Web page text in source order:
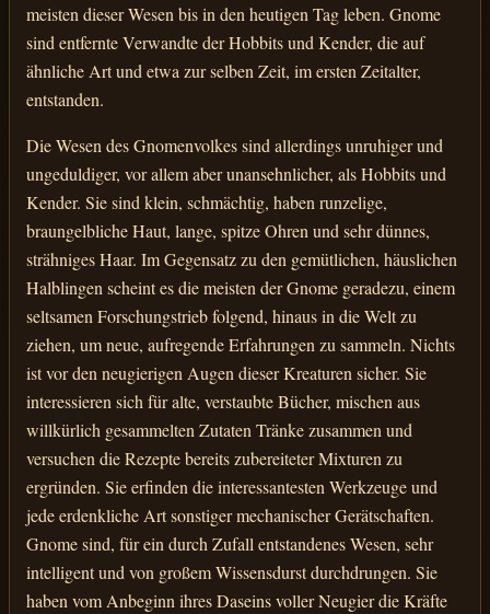
meisten dieser Wesen bis in den heutigen Tag leben. Gnome
sind entfernte Verwandte der Hobbits und Kender, die auf
ähnliche Art und etwa zur selben Zeit, im ersten Zeitalter,
entstanden.
Die Wesen des Gnomenvolkes sind allerdings unruhiger und
ungeduldiger, vor allem aber unansehnlicher, als Hobbits und
Kender. Sie sind klein, schmächtig, haben runzelige,
braungelbliche Haut, lange, spitze Ohren und sehr dünnes,
strähniges Haar. Im Gegensatz zu den gemütlichen, häuslichen
Halblingen scheint es die meisten der Gnome geradezu, einem
seltsamen Forschungstrieb folgend, hinaus in die Welt zu
ziehen, um neue, aufregende Erfahrungen zu sammeln. Nichts
ist vor den neugierigen Augen dieser Kreaturen sicher. Sie
interessieren sich für alte, verstaubte Bücher, mischen aus
willkürlich gesammelten Zutaten Tränke zusammen und
versuchen die Rezepte bereits zubereiteter Mixturen zu
ergründen. Sie erfinden die interessantesten Werkzeuge und
jede erdenkliche Art sonstiger mechanischer Gerätschaften.
Gnome sind, für ein durch Zufall entstandenes Wesen, sehr
intelligent und von großem Wissensdurst durchdrungen. Sie
haben vom Anbeginn ihres Daseins voller Neugier die Kräfte